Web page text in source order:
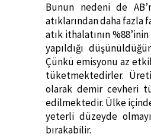
Bunun nedeni de
atıklarından daha fazla
atık ithalatının
yapıldığı
Çünkü emisyonu az
tüketmektedirler.
olarak demir cevheri
edilmektedir. Ülke
yeterli düzeyde
bırakabilir.